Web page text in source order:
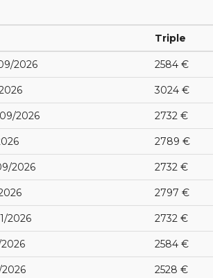
Triple
2026 2584 €
3024 €
2026 2732 €
2789 €
2026 2732 €
2797 €
2026 2732 €
2026 2584 €
2026 2528 €